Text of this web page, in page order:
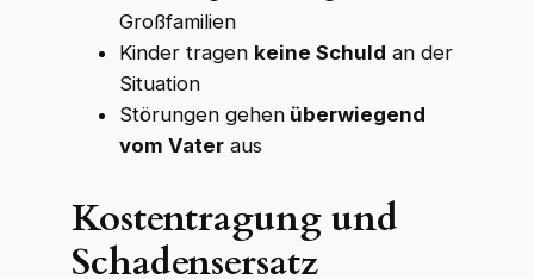
Großfamilien
Kinder tragen keine Schuld an der
Situation
Störungen gehenüberwiegend
vom Vateraus
Kostentragung und
Schadensersatz